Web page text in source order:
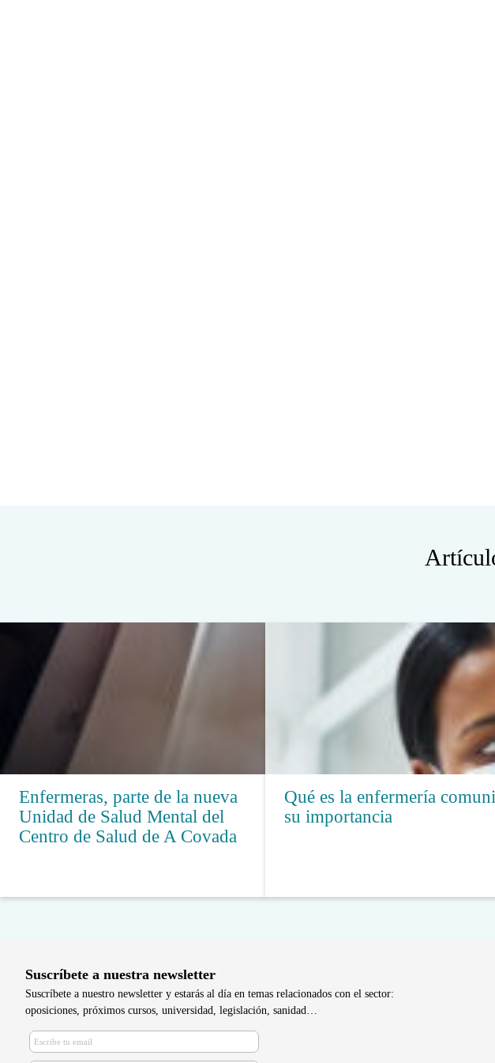
Enfermeras, parte de la nueva
Unidad de Salud Mental del
Centro de Salud de A Covada
Qué es la enfermería
su importancia
Suscríbete a nuestra newsletter
Suscríbete a nuestro newsletter y estarás al día en temas relacionados con el sector:
oposiciones, próximos cursos, universidad, legislación, sanidad…